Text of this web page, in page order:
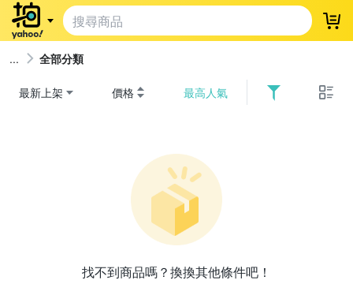
登
全部分類
最新上架 價格 最高人氣
找不到商品嗎？換換其他條件吧！